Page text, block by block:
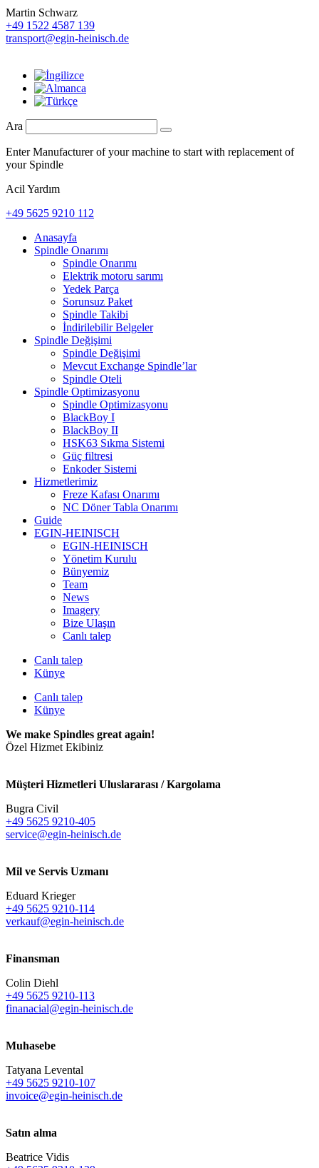
Martin Schwarz
+49 1522 4587 139
transport@egin-heinisch.de
Ara
Enter Manufacturer of your machine to start with replacement of
your Spindle
Acil Yardım
+49 5625 9210 112
Anasayfa
Spindle Onarımı
Spindle Onarımı
Elektrik motoru sarımı
Yedek Parça
Sorunsuz Paket
Spindle Takibi
İndirilebilir Belgeler
Spindle Değişimi
Spindle Değişimi
Mevcut Exchange Spindle’lar
Spindle Oteli
Spindle Optimizasyonu
Spindle Optimizasyonu
BlackBoy I
BlackBoy II
HSK63 Sıkma Sistemi
Güç filtresi
Enkoder Sistemi
Hizmetlerimiz
Freze Kafası Onarımı
NC Döner Tabla Onarımı
Guide
EGIN-HEINISCH
EGIN-HEINISCH
Yönetim Kurulu
Bünyemiz
Team
News
Imagery
Bize Ulaşın
Canlı talep
Canlı talep
Künye
Canlı talep
Künye
We make Spindles great again!
Özel Hizmet Ekibiniz
Müşteri Hizmetleri Uluslararası / Kargolama
Bugra Civil
+49 5625 9210-405
service@egin-heinisch.de
Mil ve Servis Uzmanı
Eduard Krieger
+49 5625 9210-114
verkauf@egin-heinisch.de
Finansman
Colin Diehl
+49 5625 9210-113
finanacial@egin-heinisch.de
Muhasebe
Tatyana Levental
+49 5625 9210-107
invoice@egin-heinisch.de
Satın alma
Beatrice Vidis